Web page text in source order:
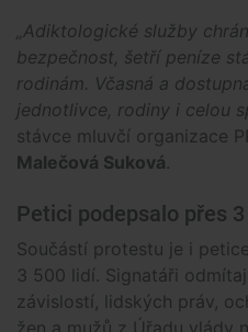
„Adiktologické služby
bezpečnost, šetří peníze
rodinám. Včasná a
jednotlivce, rodiny i celou
stávce mluvčí organizace
Malečová Suková.
Petici podepsalo přes
Součástí protestu je i
3 500 lidí. Signatáři
závislostí, lidských práv,